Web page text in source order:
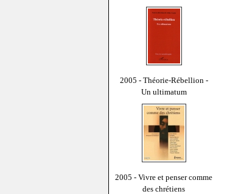
2005 - Théorie-Rébellion -
Un ultimatum
2005 - Vivre et penser comme
des chrétiens